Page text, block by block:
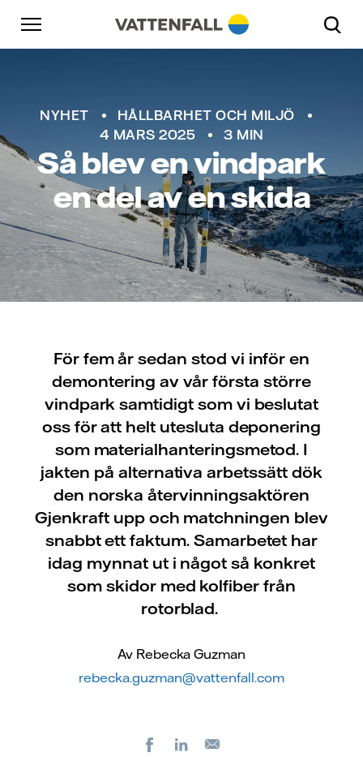
Skip to content
Gå till huvudnavigeringen
Gå till sidfoten
NYHET
HÅLLBARHET OCH MILJÖ
4 MARS 2025
3 MIN
Så blev en vindpark
en del av en skida
För fem år sedan stod vi inför en
demontering av vår första större
vindpark samtidigt som vi beslutat
oss för att helt utesluta deponering
som materialhanteringsmetod. I
jakten på alternativa arbetssätt dök
den norska återvinningsaktören
Gjenkraft upp och matchningen blev
snabbt ett faktum. Samarbetet har
idag mynnat ut i något så konkret
som skidor med kolfiber från
rotorblad.
Av Rebecka Guzman
rebecka.guzman@vattenfall.com
FacebookLinkedIn
Gå till huvudnavigeringen